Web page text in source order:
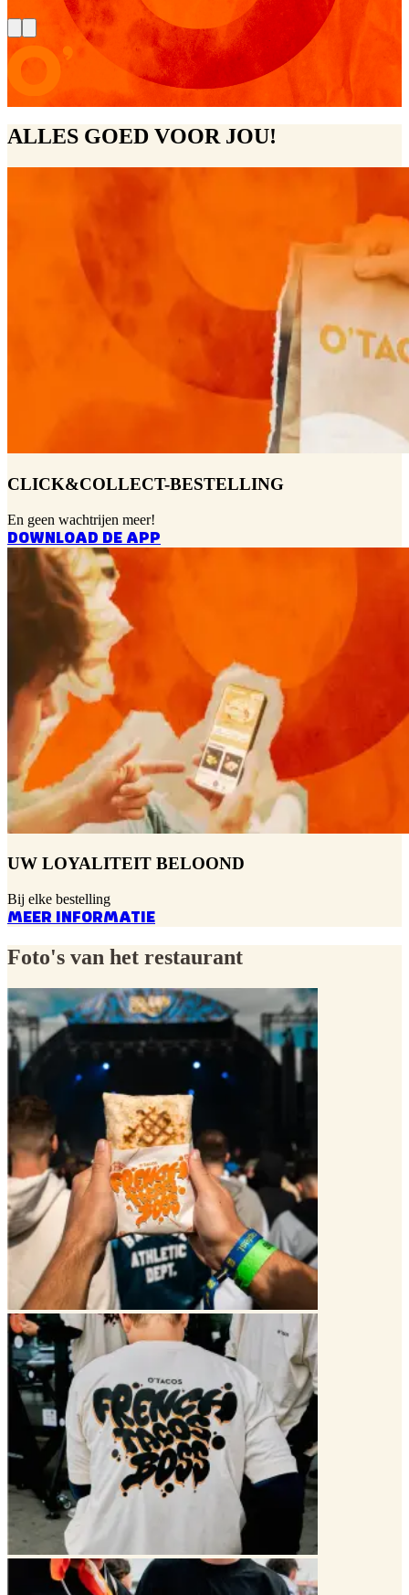
ALLES GOED VOOR JOU!
CLICK&COLLECT-BESTELLING
En geen wachtrijen meer!
DOWNLOAD DE APP
UW LOYALITEIT BELOOND
Bij elke bestelling
MEER INFORMATIE
Foto's van het restaurant